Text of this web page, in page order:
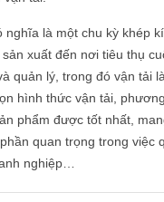
nghĩa là một chu kỳ khép
xuất đến nơi tiêu thụ
quản lý, trong đó vận tải
hình thức vận tải,
phẩm được tốt nhất,
quan trọng trong việc
nghiệp…